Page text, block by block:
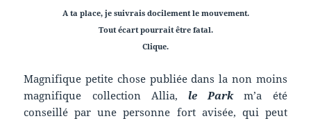
A ta place, je suivrais docilement le mouvement.
Tout écart pourrait être fatal.
Clique.
Magnifique petite chose publiée dans la non moins
magnifique collection Allia, le Parkm’a été
conseillé par une personne fort avisée, qui peut